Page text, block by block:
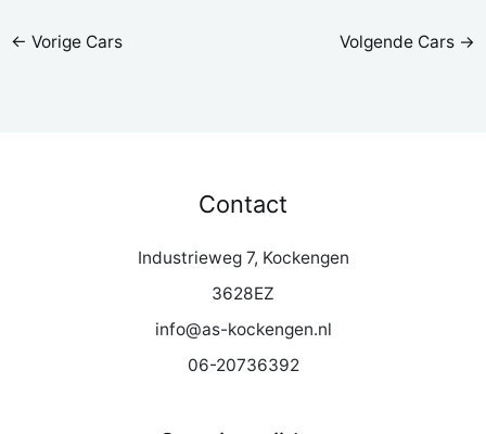
← Vorige Cars Volgende Cars →
Contact
Industrieweg 7, Kockengen
3628EZ
info@as-kockengen.nl
06-20736392